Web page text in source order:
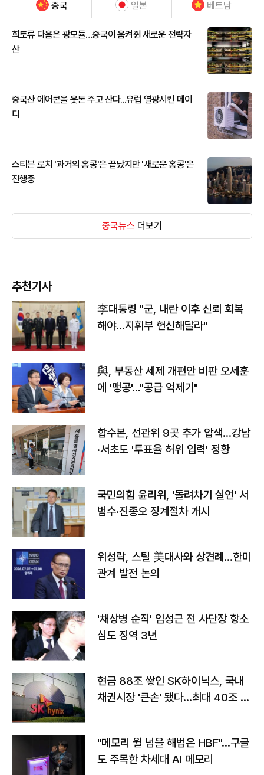
중국 일본 베트남
희토류 다음은 광모듈…중국이 움켜쥔 새로운 전략자
산
중국산 에어콘을 웃돈 주고 산다...유럽 열광시킨 메이
디
스티븐 로치 '과거의 홍콩'은 끝났지만 '새로운 홍콩'은
진행중
중국뉴스 더보기
추천기사
李대통령 "군, 내란 이후 신뢰 회복
해야…지휘부 헌신해달라"
與, 부동산 세제 개편안 비판 오세훈
에 '맹공'…"공급 억제기"
합수본, 선관위 9곳 추가 압색…강남
·서초도 '투표율 허위 입력' 정황
국민의힘 윤리위, '돌려차기 실언' 서
범수·진종오 징계절차 개시
위성락, 스틸 美대사와 상견례…한미
관계 발전 논의
'채상병 순직' 임성근 전 사단장 항소
심도 징역 3년
현금 88조 쌓인 SK하이닉스, 국내
채권시장 '큰손' 됐다…최대 40조 투
"메모리 월 넘을 해법은 HBF"…구글
도 주목한 차세대 AI 메모리